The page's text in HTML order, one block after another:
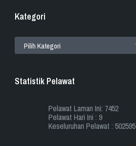
Kategori
Statistik Pelawat
Pelawat Laman Ini: 7452
Pelawat Hari Ini : 9
Keseluruhan Pelawat : 502595